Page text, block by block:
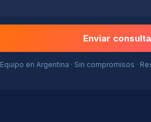
Enviar
Equipo en Argentina · Sin compromisos ·